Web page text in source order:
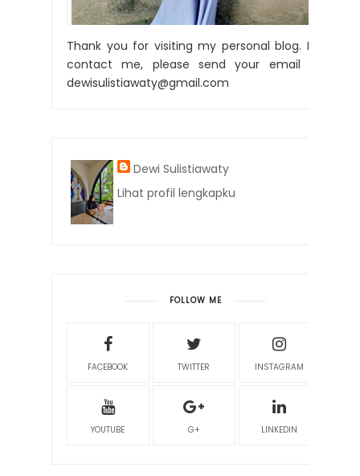
Thank you for visiting my personal blog. For
contact me, please send your email to:
dewisulistiawaty@gmail.com
Dewi Sulistiawaty
Lihat profil lengkapku
FOLLOW ME
FACEBOOK TWITTER INSTAGRAM
YOUTUBE G+ LINKEDIN